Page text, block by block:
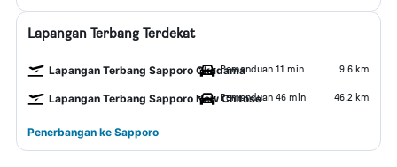
Lapangan Terbang Terdekat
Lapangan Terbang Sapporo OkadamaPemanduan 11 min 9.6 km
Lapangan Terbang Sapporo New ChitosePemanduan 46 min 46.2 km
Penerbangan ke Sapporo